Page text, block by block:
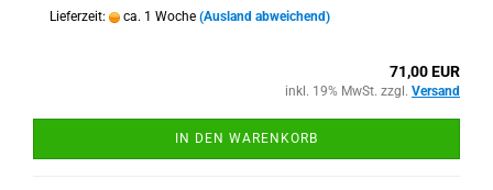
Lieferzeit: ca. 1 Woche (Ausland abweichend)
71,00 EUR
inkl. 19% MwSt. zzgl. Versand
IN DEN WARENKORB